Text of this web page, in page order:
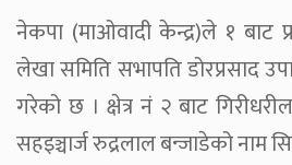
नेकपा (माओवादी केन्द्र)ले १ बाट
लेखा समिति सभापति डोरप्रसाद
गरेको छ । क्षेत्र नं २ बाट
सहइञ्चार्ज रुद्रलाल बन्जाडेको नाम